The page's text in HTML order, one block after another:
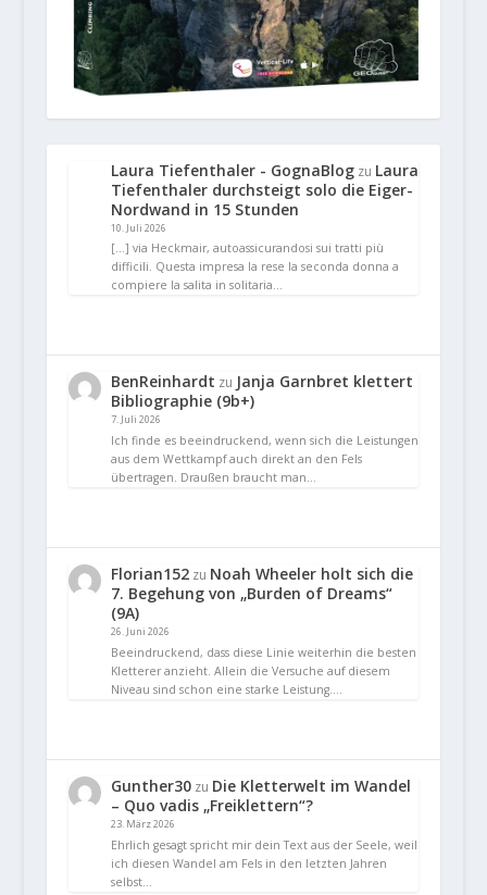
Laura Tiefenthaler - GognaBlogzu Laura
Tiefenthaler durchsteigt solo die Eiger-
Nordwand in 15 Stunden
10. Juli 2026
[…] via Heckmair, autoassicurandosi sui tratti più
difficili. Questa impresa la rese la seconda donna a
compiere la salita in solitaria…
BenReinhardt zu Janja Garnbret klettert
Bibliographie (9b+)
7. Juli 2026
Ich finde es beeindruckend, wenn sich die Leistungen
aus dem Wettkampf auch direkt an den Fels
übertragen. Draußen braucht man…
Florian152zu Noah Wheeler holt sich die
7. Begehung von „Burden of Dreams“
(9A)
26. Juni 2026
Beeindruckend, dass diese Linie weiterhin die besten
Kletterer anzieht. Allein die Versuche auf diesem
Niveau sind schon eine starke Leistung.…
Gunther30zu Die Kletterwelt im Wandel
– Quo vadis „Freiklettern“?
23. März 2026
Ehrlich gesagt spricht mir dein Text aus der Seele, weil
ich diesen Wandel am Fels in den letzten Jahren
selbst…